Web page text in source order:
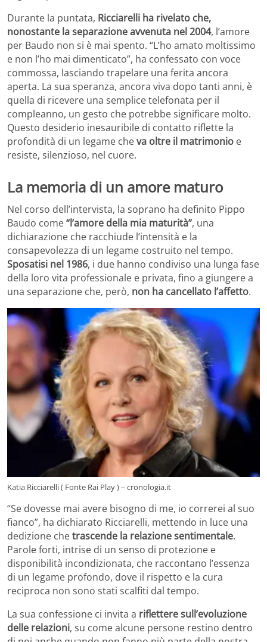
Durante la puntata, Ricciarelli ha rivelato che,
nonostante la separazione avvenuta nel 2004, l’amore
per Baudo non si è mai spento. “L’ho amato moltissimo
e non l’ho mai dimenticato”, ha confessato con voce
commossa, lasciando trapelare una ferita ancora
aperta. La sua speranza, ancora viva dopo tanti anni, è
quella di ricevere una semplice telefonata per il
compleanno, un gesto che potrebbe significare molto.
Questo desiderio inesauribile di contatto riflette la
profondità di un legame cheva oltre il matrimonio e
resiste, silenzioso, nel cuore.
La memoria di un amore maturo
Nel corso dell’intervista, la soprano ha definito Pippo
Baudo come“l’amore della mia maturità”, una
dichiarazione che racchiude l’intensità e la
consapevolezza di un legame costruito nel tempo.
Sposatisi nel 1986, i due hanno condiviso una lunga fase
della loro vita professionale e privata, fino a giungere a
una separazione che, però, non ha cancellato l’affetto.
Katia Ricciarelli ( Fonte Rai Play ) – cronologia.it
“Se dovesse mai avere bisogno di me, io correrei al suo
fianco”, ha dichiarato Ricciarelli, mettendo in luce una
dedizione chetrascende la relazione sentimentale.
Parole forti, intrise di un senso di protezione e
disponibilità incondizionata, che raccontano l’essenza
di un legame profondo, dove il rispetto e la cura
reciproca non sono stati scalfiti dal tempo.
La sua confessione ci invita a riflettere sull’evoluzione
delle relazioni, su come alcune persone restino dentro